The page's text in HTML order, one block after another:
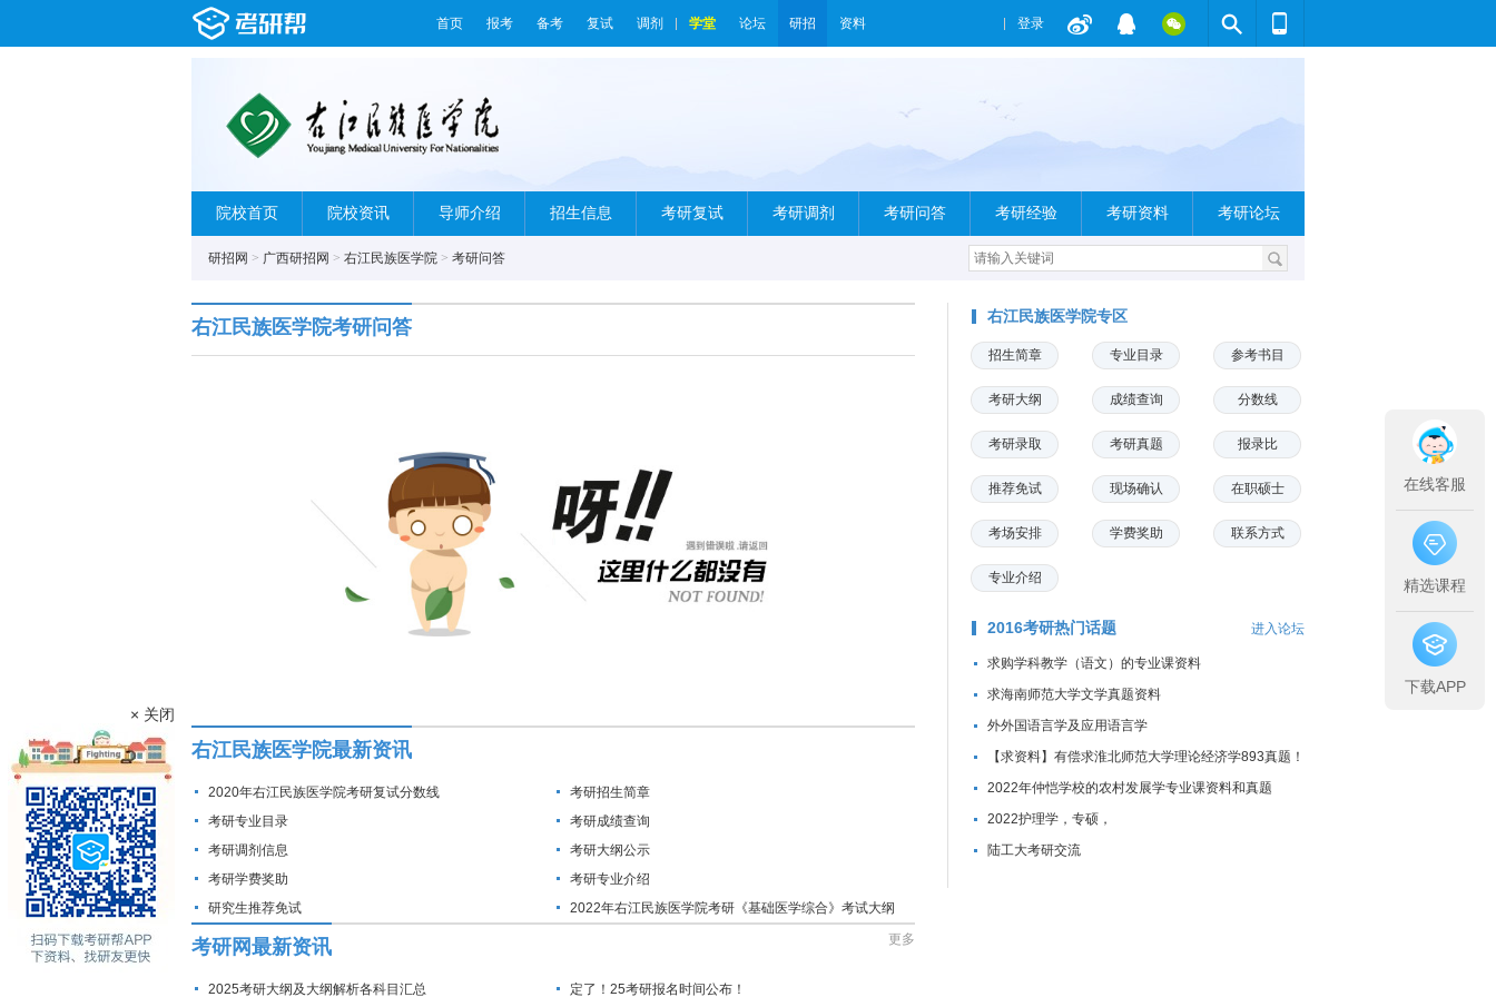
首页 报考 备考 复试 调剂 学堂 论坛 研招 资料 登录
院校首页 院校资讯 导师介绍 招生信息 考研复试 考研调剂 考研问答 考研经验 考研资料 考研论坛
研招网 > 广西研招网 > 右江民族医学院 > 考研问答
右江民族医学院考研问答
右江民族医学院最新资讯
2020年右江民族医学院考研复试分数线
考研招生简章
考研专业目录
考研成绩查询
考研调剂信息
考研大纲公示
考研学费奖助
考研专业介绍
研究生推荐免试
2022年右江民族医学院考研《基础医学综合》考试大纲
考研网最新资讯 更多
2025考研大纲及大纲解析各科目汇总 定了！25考研报名时间公布！
右江民族医学院专区
招生简章 专业目录 参考书目
考研大纲 成绩查询 分数线
考研录取 考研真题 报录比
推荐免试 现场确认 在职硕士
考场安排 学费奖助 联系方式
专业介绍
2016考研热门话题 进入论坛
求购学科教学（语文）的专业课资料
求海南师范大学文学真题资料
外外国语言学及应用语言学
【求资料】有偿求淮北师范大学理论经济学893真题！
2022年仲恺学校的农村发展学专业课资料和真题
2022护理学，专硕，
陆工大考研交流
× 关闭
在线客服
精选课程
下载APP